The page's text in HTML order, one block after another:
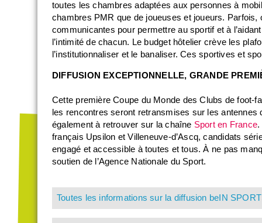
toutes les chambres adaptées aux personnes à
chambres PMR que de joueuses et joueurs. Parfois,
communicantes pour permettre au sportif et à
l’intimité de chacun. Le budget hôtelier crève les
l’institutionnaliser et le banaliser. Ces sportives et
DIFFUSION EXCEPTIONNELLE, GRANDE
Cette première Coupe du Monde des Clubs de foot-
les rencontres seront retransmises sur les antennes
également à retrouver sur la chaîne Sport en France.
français Upsilon et Villeneuve-d’Ascq, candidats
engagé et accessible à toutes et tous. À ne pas
soutien de l’Agence Nationale du Sport.
Toutes les informations sur la diffusion beIN